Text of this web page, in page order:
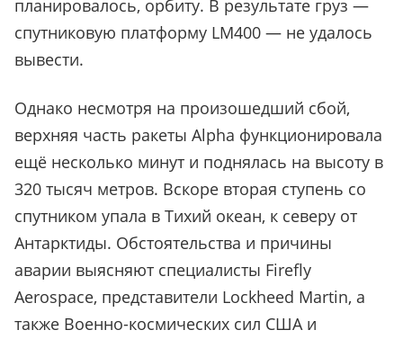
планировалось, орбиту. В результате груз —
спутниковую платформу LM400 — не удалось
вывести.
Однако несмотря на произошедший сбой,
верхняя часть ракеты Alpha функционировала
ещё несколько минут и поднялась на высоту в
320 тысяч метров. Вскоре вторая ступень со
спутником упала в Тихий океан, к северу от
Антарктиды. Обстоятельства и причины
аварии выясняют специалисты Firefly
Aerospace, представители Lockheed Martin, а
также Военно-космических сил США и